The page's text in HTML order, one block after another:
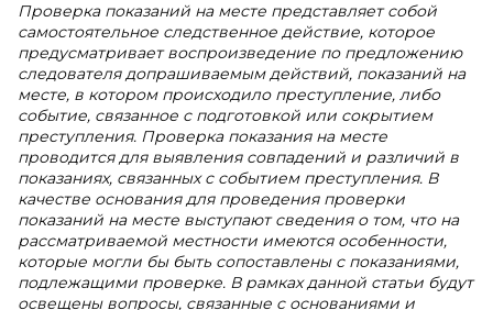
Проверка показаний на месте представляет собой
самостоятельное следственное действие, которое
предусматривает воспроизведение по предложению
следователя допрашиваемым действий, показаний на
месте, в котором происходило преступление, либо
событие, связанное с подготовкой или сокрытием
преступления. Проверка показания на месте
проводится для выявления совпадений и различий в
показаниях, связанных с событием преступления. В
качестве основания для проведения проверки
показаний на месте выступают сведения о том, что на
рассматриваемой местности имеются особенности,
которые могли бы быть сопоставлены с показаниями,
подлежащими проверке. В рамках данной статьи будут
освещены вопросы, связанные с основаниями и